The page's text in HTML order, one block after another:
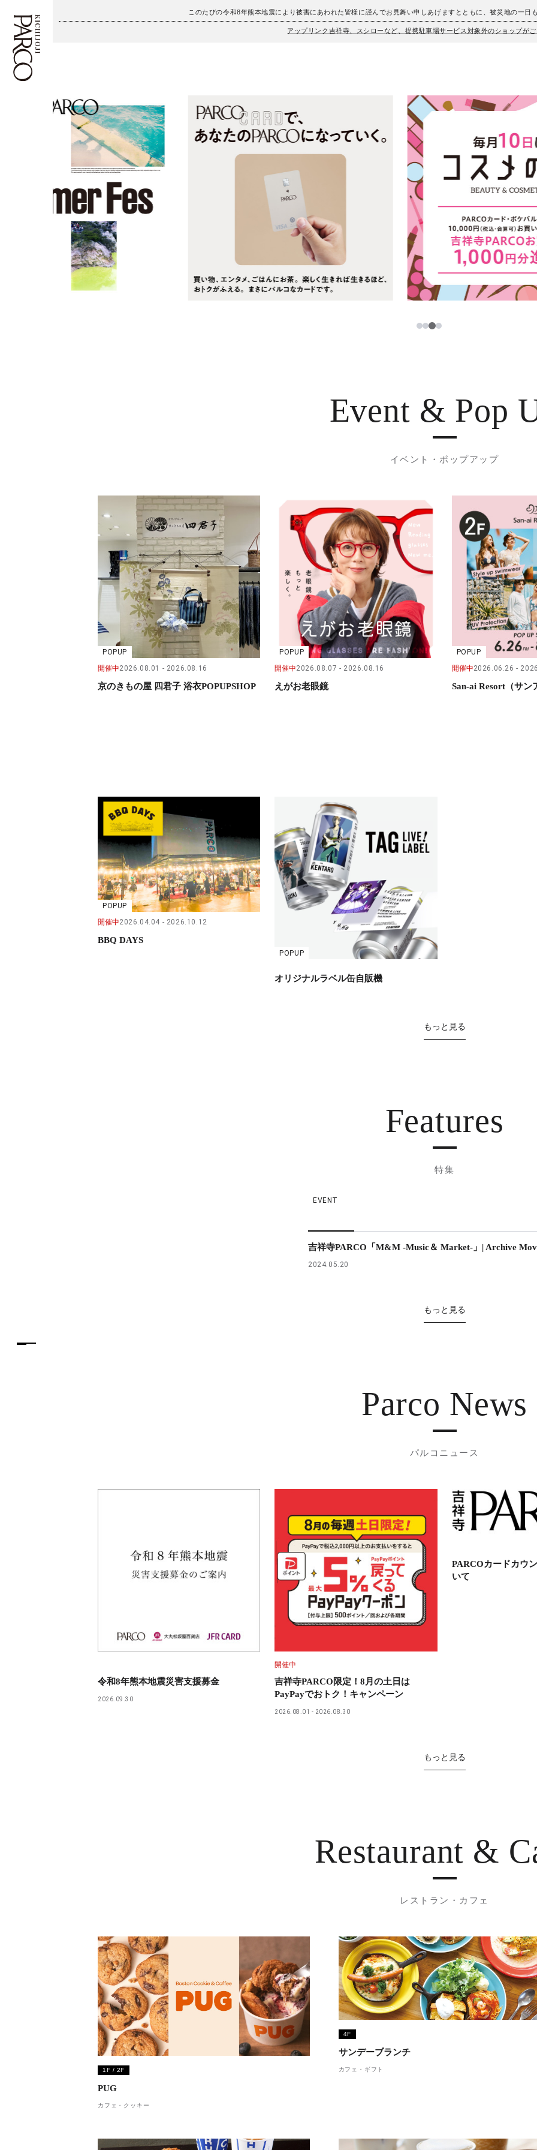
このたびの令和8年熊本地震により被害にあわれた皆様に謹んでお見舞い申しあげますとともに、被災地の一日
アップリンク吉祥寺、スシローなど、提携駐車場サービス対象外のショップが
施設案内・アクセス
イベント・ポップアップ
レストラン・カフェ
TAX FREE
PARCOメンバーズ
繁体字
簡体字
ภาษาไทย
日本語
1234
Event & Pop
イベント・ポップアップ
POPUP
開催中2026.08.01 2026.08.16
京のきもの屋 四君子 浴衣POPUPSHOP
POPUP
開催中2026.08.07 2026.08.16
えがお老眼鏡
POPUP
開催中2026.06.26
San-ai Resort（サン
POPUP
開催中2026.04.04 2026.10.12
BBQ DAYS
POPUP
オリジナルラベル缶自販機
もっと見る
Features
特集
EVENT
吉祥寺PARCO「M&M -Music＆ Market-」| Archive
2024.05.20
もっと見る
Parco News
パルコニュース
令和8年熊本地震災害支援募金
2026.09.30
開催中
吉祥寺PARCO限定！8月の土日は
PayPayでおトク！キャンペーン
2026.08.01 2026.08.30
PARCOカードカウ
いて
もっと見る
Restaurant &
レストラン・カフェ
1F / 2F
PUG
カフェ・クッキー
4F
サンデーブランチ
カフェ・ギフト